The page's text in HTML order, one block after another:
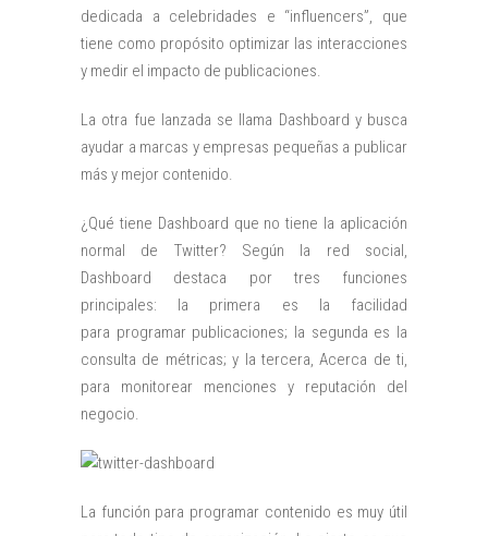
dedicada a celebridades e “influencers”, que
tiene como propósito optimizar las interacciones
y medir el impacto de publicaciones.
La otra fue lanzada se llama Dashboard y busca
ayudar a marcas y empresas pequeñas a publicar
más y mejor contenido.
¿Qué tiene Dashboard que no tiene la aplicación
normal de Twitter? Según la red social,
Dashboard destaca por tres funciones
principales: la primera es la facilidad
para programar publicaciones; la segunda es la
consulta de métricas; y la tercera, Acerca de ti,
para monitorear menciones y reputación del
negocio.
La función para programar contenido es muy útil